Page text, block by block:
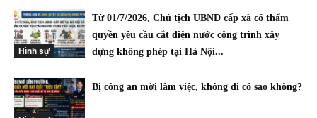
Hình sự
Từ 01/7/2026, Chủ tịch UBND cấp xã có thẩm
quyền yêu cầu cắt điện nước công trình xây
dựng không phép tại Hà Nội...
Bị công an mời làm việc, không đi có sao không?